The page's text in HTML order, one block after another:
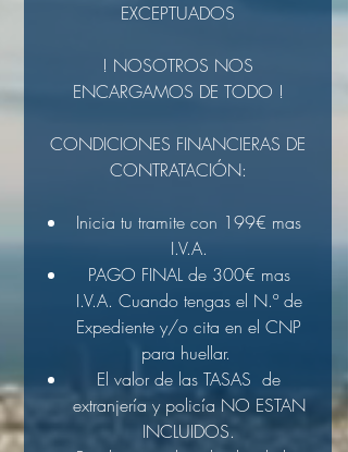
EXCEPTUADOS
! NOSOTROS NOS
ENCARGAMOS DE TODO !
CONDICIONES FINANCIERAS DE
CONTRATACIÓN:
Inicia tu tramite con 199€ mas
I.V.A.
PAGO FINAL de 300€ mas
I.V.A. Cuando tengas el N.º de
Expediente y/o cita en el CNP
para huellar.
El valor de las TASAS de
extranjería y policía NO ESTAN
INCLUIDOS.